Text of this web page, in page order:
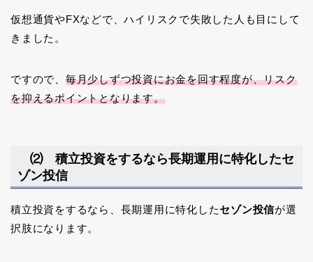
仮想通貨やFXなどで、ハイリスクで失敗した人も目にして
きました。
ですので、 毎月少しずつ投資にお金を回す程度が、リスク
を抑えるポイントとなります。
⑵ 積立投資をするなら長期運用に特化したセ
ゾン投信
積立投資をするなら、長期運用に特化したセゾン投信が選
択肢になります。